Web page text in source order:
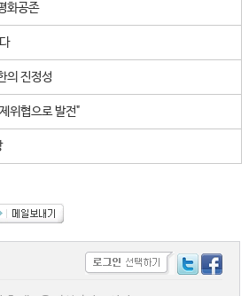
화공존
의 진정성
위협으로 발전"